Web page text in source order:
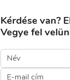
Kérdése van?
Vegye fel